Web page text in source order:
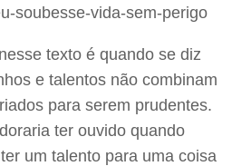
texto é quando se diz
e talentos não combinam
para serem prudentes.
ter ouvido quando
um talento para uma coisa